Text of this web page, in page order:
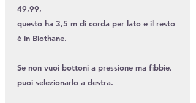
49,99,
questo ha 3,5 m di corda per lato e il resto
è in Biothane.
Se non vuoi bottoni a pressione ma fibbie,
puoi selezionarlo a destra.